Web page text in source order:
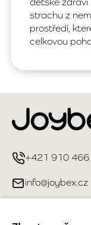
strachu z
prostředí,
celkovou
+421 910
info@joybex.cz